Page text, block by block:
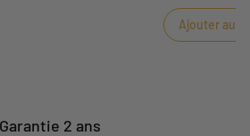
l'armoire de
Ajouter au
Garantie 2 ans